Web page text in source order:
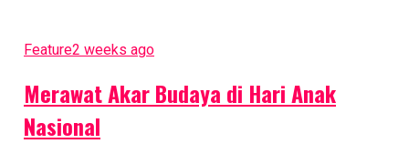
Feature2 weeks ago
Merawat Akar Budaya di Hari Anak
Nasional